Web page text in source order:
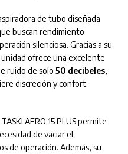
de tubo diseñada
buscan rendimiento
silenciosa. Gracias a su
ofrece una excelente
ruido de solo 50 decibeles,
discreción y confort
AERO 15 PLUS permite
de vaciar el
de operación. Además, su